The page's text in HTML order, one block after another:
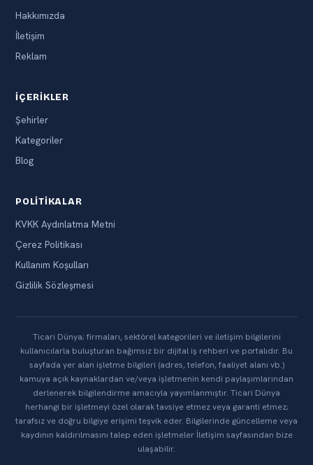
Hakkımızda
İletişim
Reklam
İÇERIKLER
Şehirler
Kategoriler
Blog
POLITIKALAR
KVKK Aydınlatma Metni
Çerez Politikası
Kullanım Koşulları
Gizlilik Sözleşmesi
Ticari Dünya; firmaları, sektörel kategorileri ve iletişim bilgilerini
kullanıcılarla buluşturan bağımsız bir dijital iş rehberi ve portalıdır. Bu
sayfada yer alan işletme bilgileri (adres, telefon, faaliyet alanı vb.)
kamuya açık kaynaklardan ve/veya işletmenin kendi paylaşımlarından
derlenerek bilgilendirme amacıyla yayımlanmıştır. Ticari Dünya
herhangi bir işletmeyi özel olarak tavsiye etmez veya garanti etmez;
tarafsız ve doğru bilgiye erişimi teşvik eder. Bilgilerinde güncelleme veya
kaydının kaldırılmasını talep eden işletmeler İletişim sayfasından bize
ulaşabilir.